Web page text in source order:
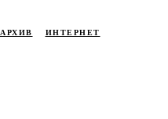
АРХИВ ИНТЕРНЕТ